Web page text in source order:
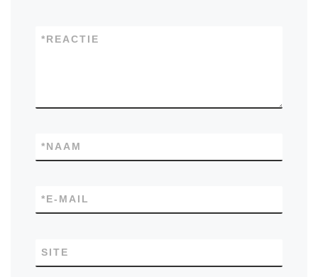
REACTIE
*
NAAM
*
E-MAIL
*
SITE